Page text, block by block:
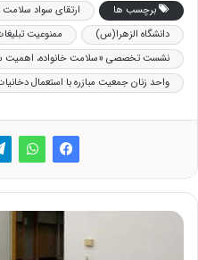
برچسب ها
ارتقای سواد سلامت
دانشگاه الزهرا(س)
ممنوعیت
نشست تخصصی «سلامت خانواده، اهمیت
واحد زنان جمعیت مبازره با استعمال